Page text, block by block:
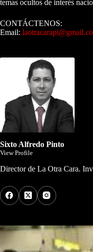
temas ocultos de interés
CONTÁCTENOS:
Email:
Sixto Alfredo Pinto
View Profile
Director de La Otra Cara.